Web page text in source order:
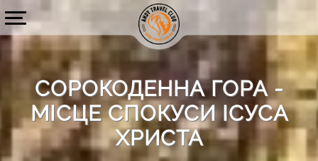
СОРОКОДЕННА ГОРА -
МІСЦЕ СПОКУСИ ІСУСА
ХРИСТА